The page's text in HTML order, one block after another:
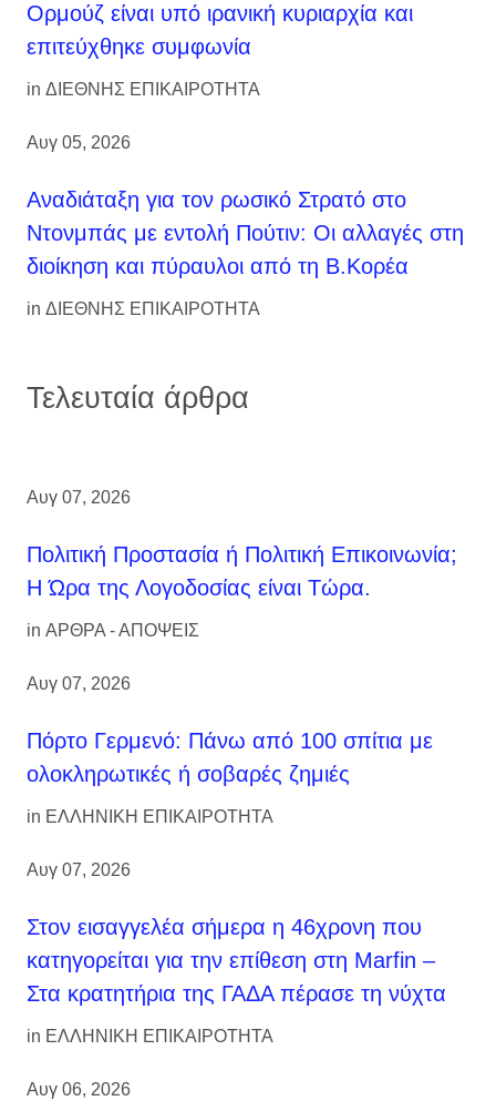
Ορμούζ είναι υπό ιρανική κυριαρχία και
επιτεύχθηκε συμφωνία
in ΔΙΕΘΝΗΣ ΕΠΙΚΑΙΡΟΤΗΤΑ
Αυγ 05, 2026
Αναδιάταξη για τον ρωσικό Στρατό στο
Ντονμπάς με εντολή Πούτιν: Οι αλλαγές στη
διοίκηση και πύραυλοι από τη Β.Κορέα
in ΔΙΕΘΝΗΣ ΕΠΙΚΑΙΡΟΤΗΤΑ
Τελευταία άρθρα
Αυγ 07, 2026
Πολιτική Προστασία ή Πολιτική Επικοινωνία;
Η Ώρα της Λογοδοσίας είναι Τώρα.
in ΑΡΘΡΑ - ΑΠΟΨΕΙΣ
Αυγ 07, 2026
Πόρτο Γερμενό: Πάνω από 100 σπίτια με
ολοκληρωτικές ή σοβαρές ζημιές
in ΕΛΛΗΝΙΚΗ ΕΠΙΚΑΙΡΟΤΗΤΑ
Αυγ 07, 2026
Στον εισαγγελέα σήμερα η 46χρονη που
κατηγορείται για την επίθεση στη Marfin –
Στα κρατητήρια της ΓΑΔΑ πέρασε τη νύχτα
in ΕΛΛΗΝΙΚΗ ΕΠΙΚΑΙΡΟΤΗΤΑ
Αυγ 06, 2026